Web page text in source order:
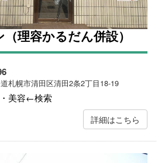
理容かるだん併設）
札幌市清田区清田2条2丁目18-19
美容←検索
詳細はこちら